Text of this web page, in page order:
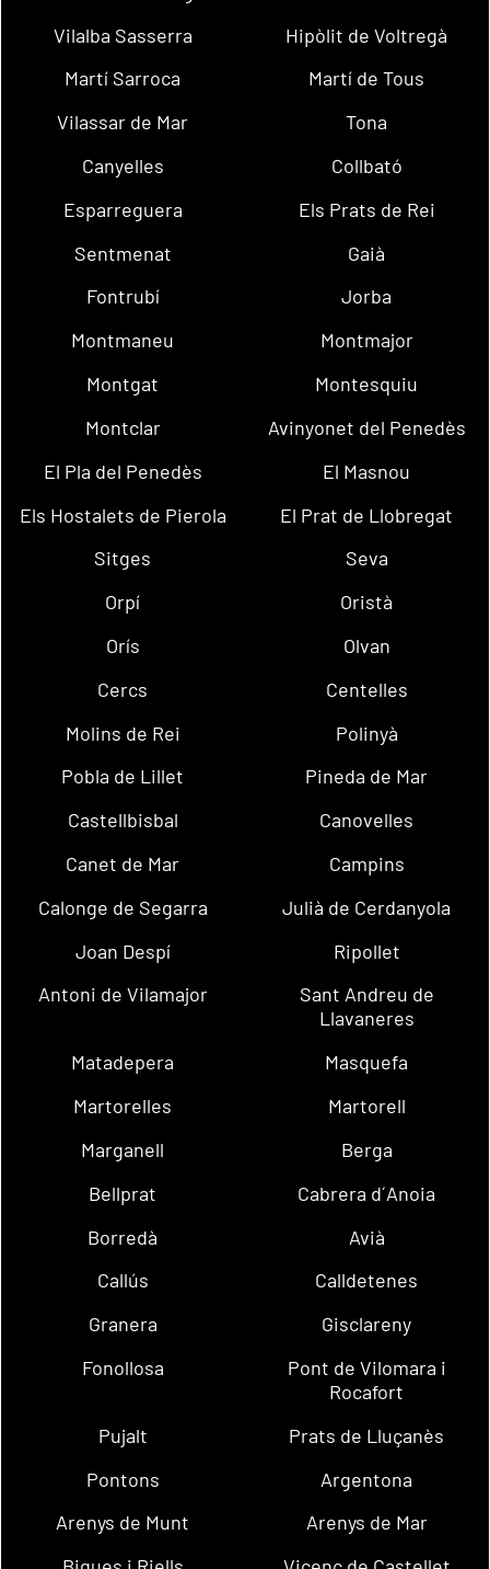
Vilalba Sasserra
Hipòlit de Voltregà
Martí Sarroca
Martí de Tous
Vilassar de Mar
Tona
Canyelles
Collbató
Esparreguera
Els Prats de Rei
Sentmenat
Gaià
Fontrubí
Jorba
Montmaneu
Montmajor
Montgat
Montesquiu
Montclar
Avinyonet del Penedès
El Pla del Penedès
El Masnou
Els Hostalets de Pierola
El Prat de Llobregat
Sitges
Seva
Orpí
Oristà
Orís
Olvan
Cercs
Centelles
Molins de Rei
Polinyà
Pobla de Lillet
Pineda de Mar
Castellbisbal
Canovelles
Canet de Mar
Campins
Calonge de Segarra
Julià de Cerdanyola
Joan Despí
Ripollet
Antoni de Vilamajor
Sant Andreu de
Llavaneres
Matadepera
Masquefa
Martorelles
Martorell
Marganell
Berga
Bellprat
Cabrera d´Anoia
Borredà
Avià
Callús
Calldetenes
Granera
Gisclareny
Fonollosa
Pont de Vilomara i
Rocafort
Pujalt
Prats de Lluçanès
Pontons
Argentona
Arenys de Munt
Arenys de Mar